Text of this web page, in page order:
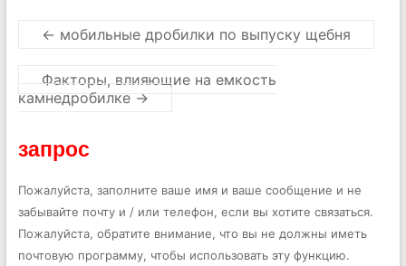
← мобильные дробилки по выпуску щебня
Факторы, влияющие на емкость
камнедробилке →
запрос
Пожалуйста, заполните ваше имя и ваше сообщение и не
забывайте почту и / или телефон, если вы хотите связаться.
Пожалуйста, обратите внимание, что вы не должны иметь
почтовую программу, чтобы использовать эту функцию.